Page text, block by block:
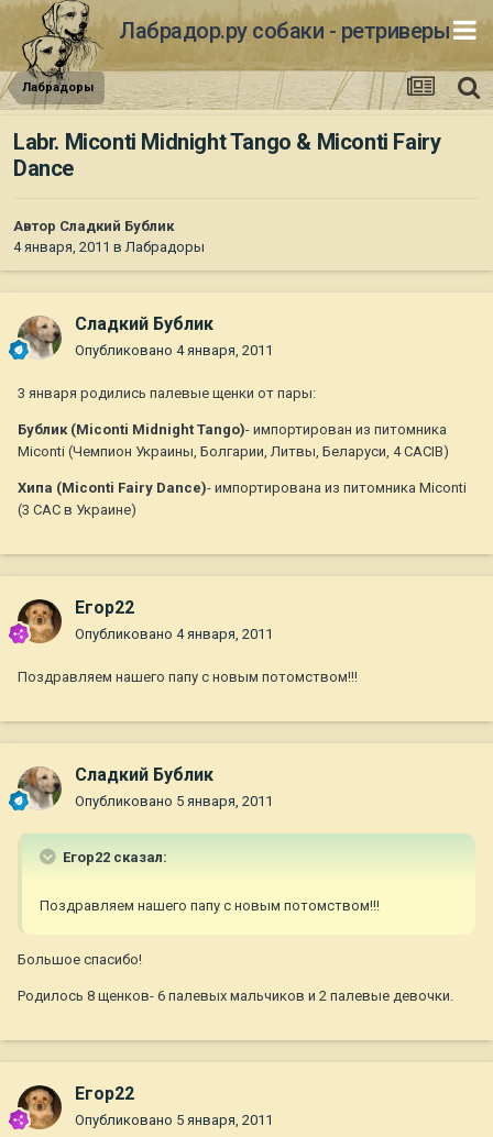
Лабрадор.ру собаки - ретриверы
Лабрадоры
Labr. Miconti Midnight Tango & Miconti Fairy
Dance
Автор Сладкий Бублик
4 января, 2011 вЛабрадоры
Сладкий Бублик
Опубликовано 4 января, 2011
3 января родились палевые щенки от пары:
Бублик (Miconti Midnight Tango)- импортирован из питомника
Miconti (Чемпион Украины, Болгарии, Литвы, Беларуси, 4 САСIB)
Хипа (Miconti Fairy Dance)- импортирована из питомника Miconti
(3 САС в Украине)
Егор22
Опубликовано 4 января, 2011
Поздравляем нашего папу с новым потомством!!!
Сладкий Бублик
Опубликовано 5 января, 2011
Егор22 сказал:
Поздравляем нашего папу с новым потомством!!!
Большое спасибо!
Родилось 8 щенков- 6 палевых мальчиков и 2 палевые девочки.
Егор22
Опубликовано 5 января, 2011